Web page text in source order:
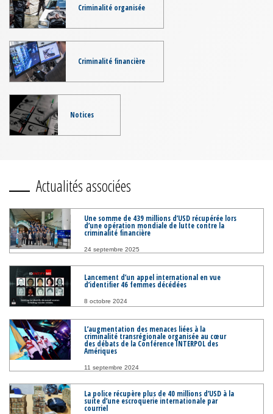
Criminalité organisée
Criminalité financière
Notices
Actualités associées
Une somme de 439 millions d’USD récupérée lors
d’une opération mondiale de lutte contre la
criminalité financière
24 septembre 2025
Lancement d’un appel international en vue
d’identifier 46 femmes décédées
8 octobre 2024
L’augmentation des menaces liées à la
criminalité transrégionale organisée au cœur
des débats de la Conférence INTERPOL des
Amériques
11 septembre 2024
La police récupère plus de 40 millions d’USD à la
suite d’une escroquerie internationale par
courriel